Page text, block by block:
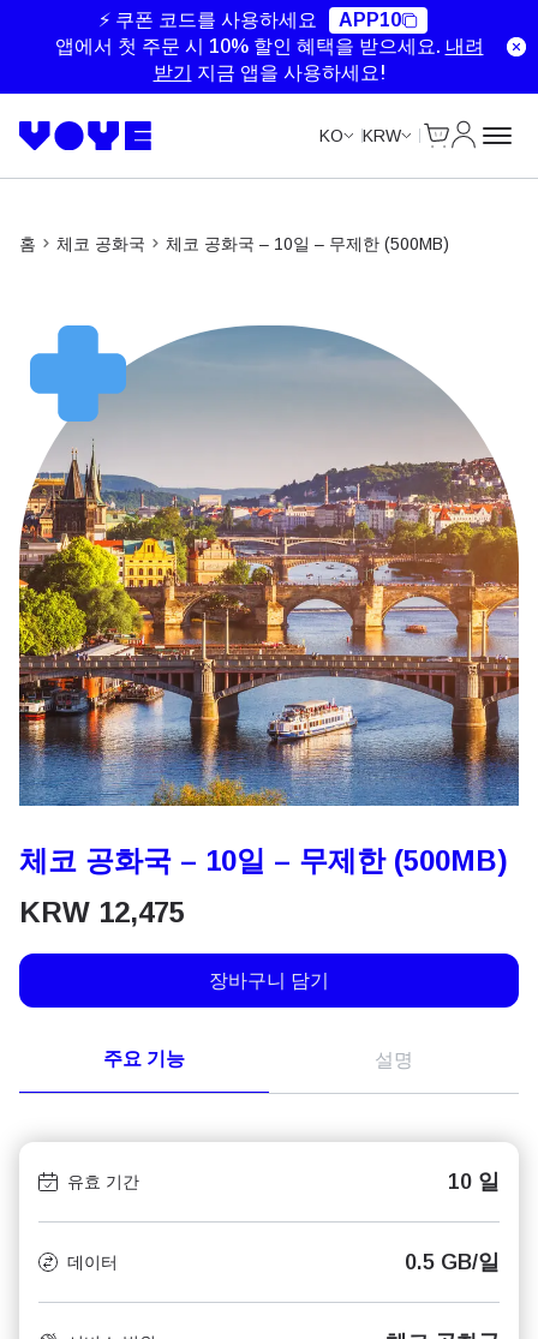
⚡ 쿠폰 코드를 사용하세요
APP10
앱에서 첫 주문 시 10% 할인 혜택을 받으세요. 내려
받기
지금 앱을 사용하세요!
KO KRW
홈 체코 공화국 체코 공화국 – 10일 – 무제한 (500MB)
체코 공화국 – 10일 – 무제한 (500MB)
KRW 12,475
장바구니 담기
주요 기능 설명
유효 기간 10 일
데이터 0.5 GB/일
Unlimited Data
Unlimited Data
Unlimited Data